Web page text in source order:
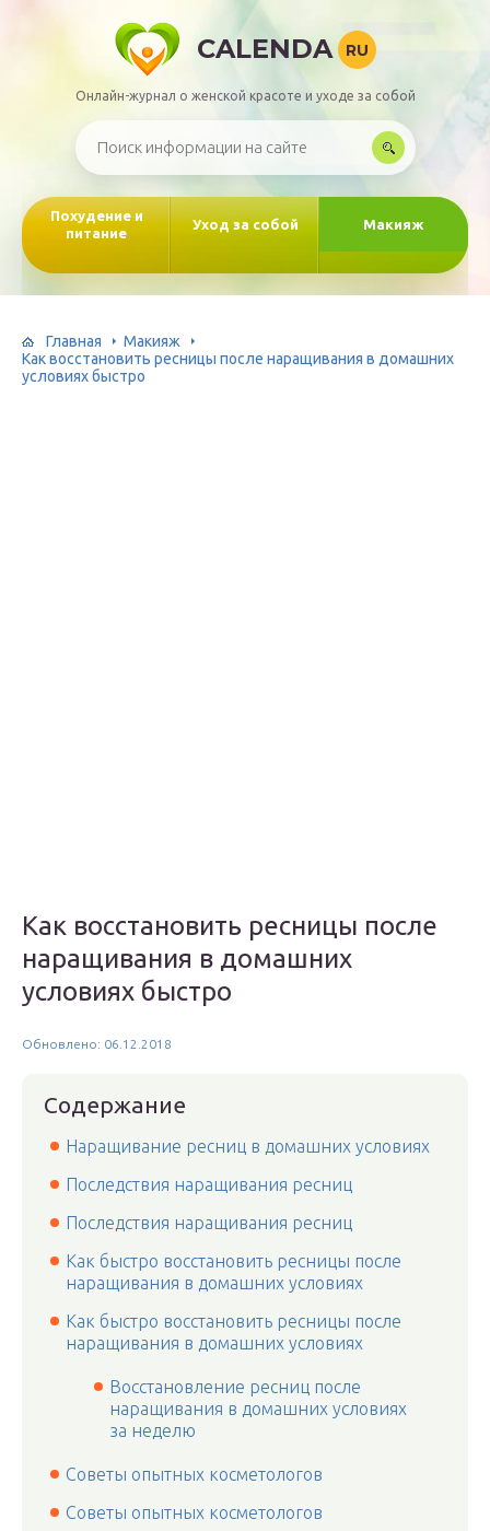
CALENDA RU
Онлайн-журнал о женской красоте и уходе за собой
Похудение и
питание
Уход за собой Макияж
Главная
Макияж
Как восстановить ресницы после наращивания в домашних
условиях быстро
Как восстановить ресницы после
наращивания в домашних
условиях быстро
Обновлено: 06.12.2018
Содержание
Наращивание ресниц в домашних условиях
Последствия наращивания ресниц
Последствия наращивания ресниц
Как быстро восстановить ресницы после
наращивания в домашних условиях
Как быстро восстановить ресницы после
наращивания в домашних условиях
Восстановление ресниц после
наращивания в домашних условиях
за неделю
Советы опытных косметологов
Советы опытных косметологов